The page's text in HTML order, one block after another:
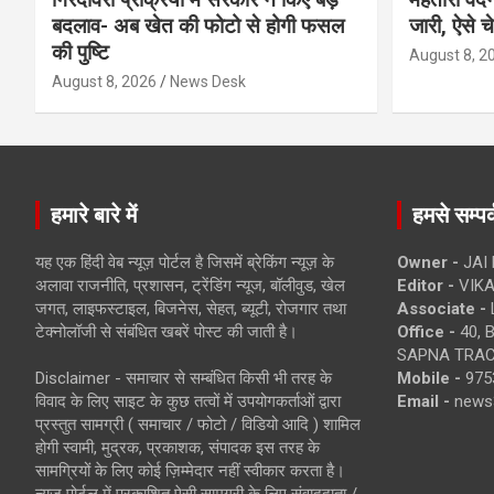
बदलाव- अब खेत की फोटो से होगी फसल
की पुष्टि
August 8, 2026 News Desk
जारी, ऐसे
August 8,
हमारे बारे में
यह एक हिंदी वेब न्यूज़ पोर्टल है जिसमें ब्रेकिंग न्यूज़ के
अलावा राजनीति, प्रशासन, ट्रेंडिंग न्यूज, बॉलीवुड, खेल
जगत, लाइफस्टाइल, बिजनेस, सेहत, ब्यूटी, रोजगार तथा
टेक्नोलॉजी से संबंधित खबरें पोस्ट की जाती है।
Disclaimer - समाचार से सम्बंधित किसी भी तरह के
विवाद के लिए साइट के कुछ तत्वों में उपयोगकर्ताओं द्वारा
प्रस्तुत सामग्री ( समाचार / फोटो / विडियो आदि ) शामिल
होगी स्वामी, मुद्रक, प्रकाशक, संपादक इस तरह के
सामग्रियों के लिए कोई ज़िम्मेदार नहीं स्वीकार करता है।
हमसे
Owner - JAI
Editor -
Associate -
Office - 40,
SAPNA
Mobile -
Email -